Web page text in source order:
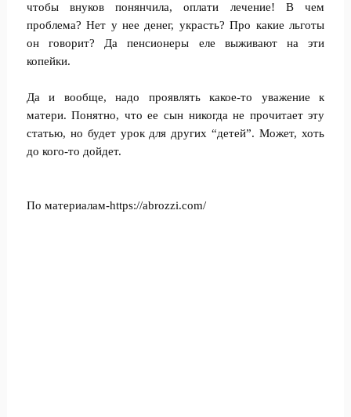
чтобы внуков понянчила, оплати лечение! В чем
проблема? Нет у нее денег, украсть? Про какие льготы
он говорит? Да пенсионеры еле выживают на эти
копейки.
Да и вообще, надо проявлять какое-то уважение к
матери. Понятно, что ее сын никогда не прочитает эту
статью, но будет урок для других “детей”. Может, хоть
до кого-то дойдет.
По материалам-https://abrozzi.com/